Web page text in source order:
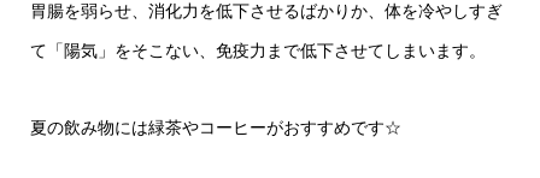
胃腸を弱らせ、消化力を低下させるばかりか、体を冷やしすぎ
て「陽気」をそこない、免疫力まで低下させてしまいます。
夏の飲み物には緑茶やコーヒーがおすすめです☆